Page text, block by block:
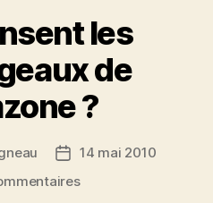
les
de
?
Date14 mai 2010
sur